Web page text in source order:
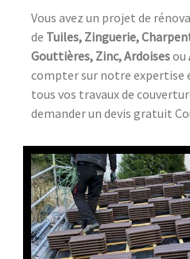
Vous avez un projet de
de Tuiles, Zinguerie,
Gouttières, Zinc, Ardoisesou
compter sur notre
tous vos travaux de
demander un devis gratuit